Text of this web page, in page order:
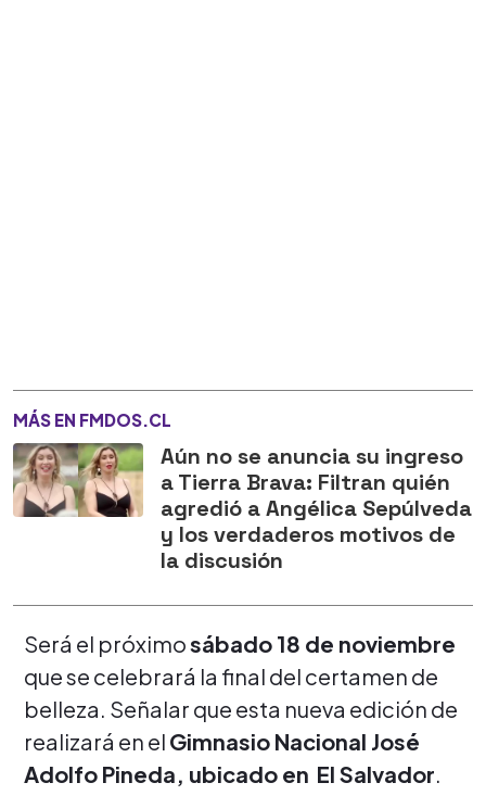
MÁS EN FMDOS.CL
Aún no se anuncia su ingreso
a Tierra Brava: Filtran quién
agredió a Angélica Sepúlveda
y los verdaderos motivos de
la discusión
Será el próximosábado 18 de noviembre
que se celebrará la final del certamen de
belleza. Señalar que esta nueva edición de
realizará en el Gimnasio Nacional José
Adolfo Pineda, ubicado en El Salvador.